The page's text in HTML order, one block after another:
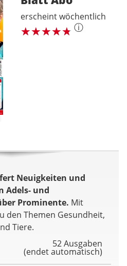
erscheint wöchentlich
ⓘ
Neuigkeiten und
Adels- und
Prominente. Mit
den Themen Gesundheit,
Tiere.
52 Ausgaben
(endet automatisch)